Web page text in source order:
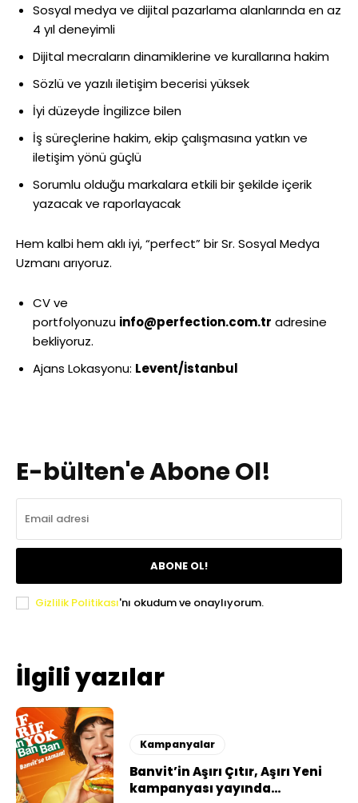
Sosyal medya ve dijital pazarlama alanlarında en az
4 yıl deneyimli
Dijital mecraların dinamiklerine ve kurallarına hakim
Sözlü ve yazılı iletişim becerisi yüksek
İyi düzeyde İngilizce bilen
İş süreçlerine hakim, ekip çalışmasına yatkın ve
iletişim yönü güçlü
Sorumlu olduğu markalara etkili bir şekilde içerik
yazacak ve raporlayacak
Hem kalbi hem aklı iyi, “perfect” bir Sr. Sosyal Medya
Uzmanı arıyoruz.
CV ve
portfolyonuzu info@perfection.com.tr adresine
bekliyoruz.
Ajans Lokasyonu: Levent/İstanbul
E-bülten'e Abone Ol!
ABONE OL!
Gizlilik Politikası'nı okudum ve onaylıyorum.
İlgili yazılar
Kampanyalar
Banvit’in Aşırı Çıtır, Aşırı Yeni
kampanyası yayında…